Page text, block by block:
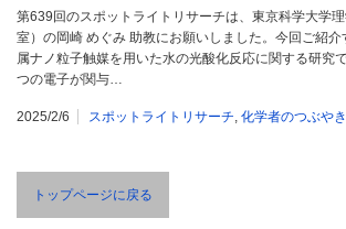
第639回のスポットライトリサーチは、東京科学大学
室）の岡崎 めぐみ 助教にお願いしました。今回ご紹
属ナノ粒子触媒を用いた水の光酸化反応に関する研究
つの電子が関与…
2025/2/6 スポットライトリサーチ, 化学者のつぶやき
トップページに戻る